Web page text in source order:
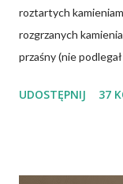
roztartych
rozgrzanych
przaśny (nie
podpłomykami.
UDOSTĘPNIJ 37